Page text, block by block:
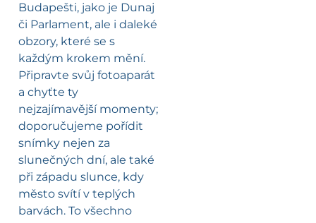
Budapešti, jako je Dunaj
či Parlament, ale i daleké
obzory, které se s
každým krokem mění.
Připravte svůj fotoaparát
a chyťte ty
nejzajímavější momenty;
doporučujeme pořídit
snímky nejen za
slunečných dní, ale také
při západu slunce, kdy
město svítí v teplých
barvách. To všechno